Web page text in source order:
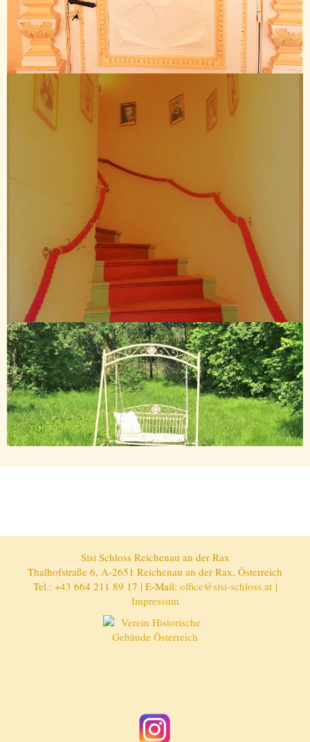
Sisi Schloss Reichenau an der Rax
Thalhofstraße 6, A-2651 Reichenau an der Rax, Österreich
Tel.: +43 664 211 89 17 | E-Mail: office@sisi-schloss.at|
Impressum